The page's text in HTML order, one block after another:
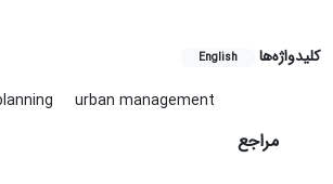
کلیدواژه‌ها English
urban management
مراجع